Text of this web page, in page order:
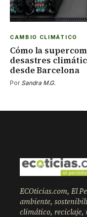
CAMBIO CLIMÁTICO
Cómo la
desastres
desde Barcelona
Por Sandra M.G.
ECOticias.com, El
ambiente,
climático, reciclaje,